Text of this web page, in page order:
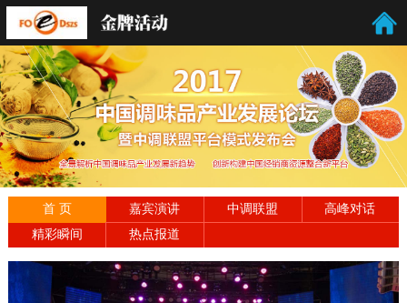
首 页 嘉宾演讲 中调联盟
高峰对话
精彩瞬间
热点报道